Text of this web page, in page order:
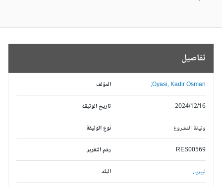
تفاصيل
المؤلف Gyasi, Kadir Osman;
تاريخ الوثيقة 2024/12/16
نوع الوثيقة وثيقة المشروع
رقم التقرير RES00569
البلد ليبريا,